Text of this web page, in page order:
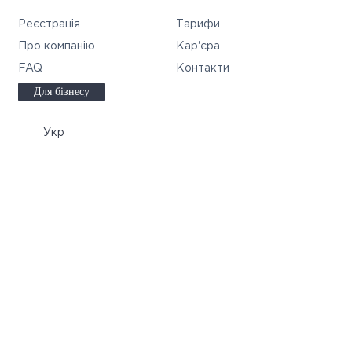
Реєстрація Тарифи
Про компанію Кар'єра
FAQ Контакти
Для бізнесу
Укр